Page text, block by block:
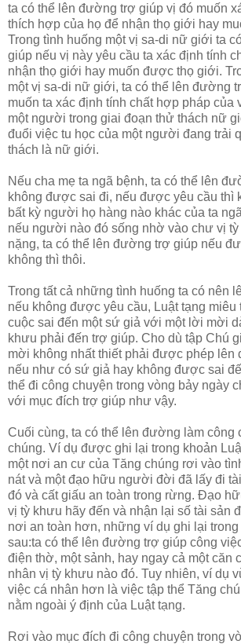
ta có thể lên đường trợ giúp vị đó muốn
thích hợp của họ để nhận thọ giới hay
Trong tình huống một vị sa-di nữ giới ta
giúp nếu vị này yêu cầu ta xác định tính
nhận thọ giới hay muốn được thọ giới.
một vị sa-di nữ giới, ta có thể lên đường
muốn ta xác định tính chất hợp pháp của
một người trong giai đoạn thử thách nữ
đuổi việc tu học của một người đang trải
thách là nữ giới.
Nếu cha mẹ ta ngã bệnh, ta có thể lên
không được sai đi, nếu được yêu cầu thì
bất kỳ người họ hàng nào khác của ta
nếu người nào đó sống nhờ vào chư vị
nặng, ta có thể lên đường trợ giúp nếu
không thì thôi.
Trong tất cả những tình huống ta có nên
nếu không được yêu cầu, Luật tạng miêu
cuộc sai đến một sứ giả với một lời mời
khưu phải đến trợ giúp. Cho dù tập Chú
mời không nhất thiết phải được phép lên
nếu như có sứ giả hay không được sai
thể đi công chuyện trong vòng bảy ngày
với mục đích trợ giúp như vậy.
Cuối cùng, ta có thể lên đường làm công
chúng. Ví dụ được ghi lại trong khoản
một nơi an cư của Tăng chúng rơi vào
nát và một đạo hữu người đời đã lấy đi
đó và cất giấu an toàn trong rừng. Đạo
vị tỳ khưu hãy đến và nhận lại số tài sản
nơi an toàn hơn, những ví dụ ghi lại
sau:ta có thể lên đường trợ giúp công
điện thờ, một sảnh, hay ngay cả một căn
nhân vị tỳ khưu nào đó. Tuy nhiên, ví dụ
việc cá nhân hơn là việc tập thể Tăng
nằm ngoài ý định của Luật tạng.
Rơi vào mục đích đi công chuyện trong